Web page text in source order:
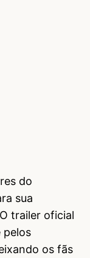
do
sua
trailer oficial
pelos
os fãs